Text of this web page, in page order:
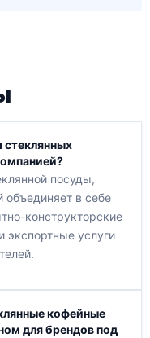
стеклянных
посуды,
объединяет в себе
конструкторские
экспортные услуги
кофейные
для брендов под